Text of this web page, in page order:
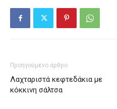
Προηγούμενο άρθρο
Λαχταριστά κεφτεδάκια με
κόκκινη σάλτσα